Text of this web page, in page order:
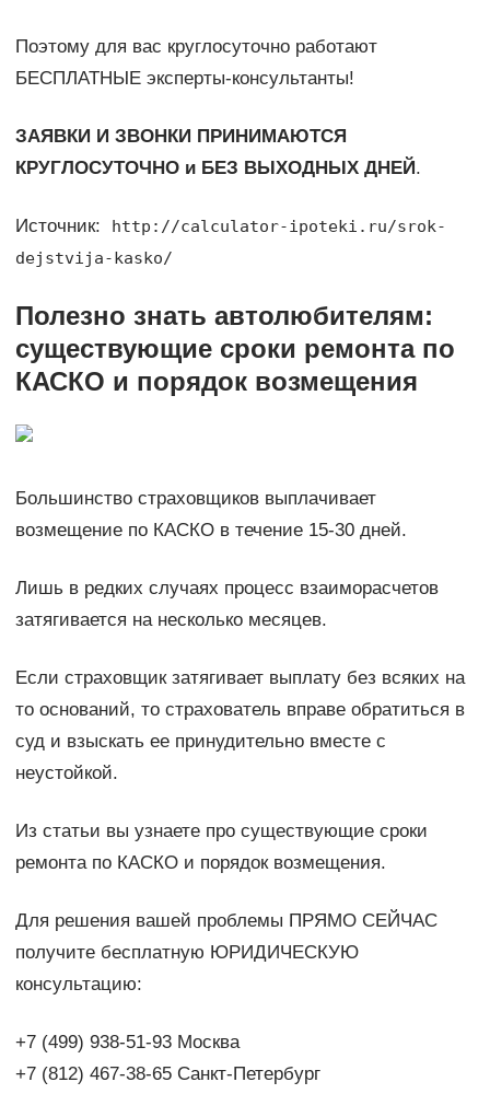
Поэтому для вас круглосуточно работают
БЕСПЛАТНЫЕ эксперты-консультанты!
ЗАЯВКИ И ЗВОНКИ ПРИНИМАЮТСЯ
КРУГЛОСУТОЧНО и БЕЗ ВЫХОДНЫХ ДНЕЙ.
Источник:
http://calculator-ipoteki.ru/srok-
dejstvija-kasko/
Полезно знать автолюбителям:
существующие сроки ремонта по
КАСКО и порядок возмещения
Большинство страховщиков выплачивает
возмещение по КАСКО в течение 15-30 дней.
Лишь в редких случаях процесс взаиморасчетов
затягивается на несколько месяцев.
Если страховщик затягивает выплату без всяких на
то оснований, то страхователь вправе обратиться в
суд и взыскать ее принудительно вместе с
неустойкой.
Из статьи вы узнаете про существующие сроки
ремонта по КАСКО и порядок возмещения.
Для решения вашей проблемы ПРЯМО СЕЙЧАС
получите бесплатную ЮРИДИЧЕСКУЮ
консультацию:
+7 (499) 938-51-93 Москва
+7 (812) 467-38-65 Санкт-Петербург